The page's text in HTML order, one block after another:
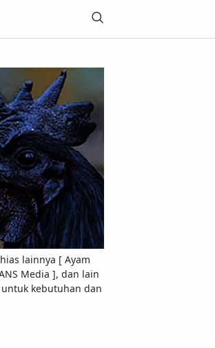
lainnya [ Ayam
Media ], dan lain
kebutuhan dan